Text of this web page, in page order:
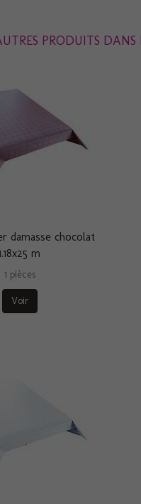
PRODUITS
damasse chocolat
m
1 pièces
Voir